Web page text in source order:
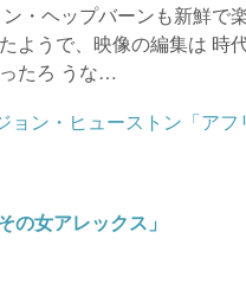
・ヘップバーンも新鮮で
ようで、映像の編集は 時
たろ うな…
の女アレックス」